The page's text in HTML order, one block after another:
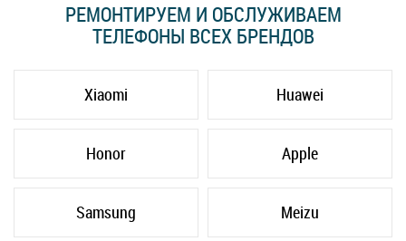
РЕМОНТИРУЕМ И ОБСЛУЖИВАЕМ
ТЕЛЕФОНЫ ВСЕХ БРЕНДОВ
Xiaomi Huawei
Honor Apple
Samsung Meizu